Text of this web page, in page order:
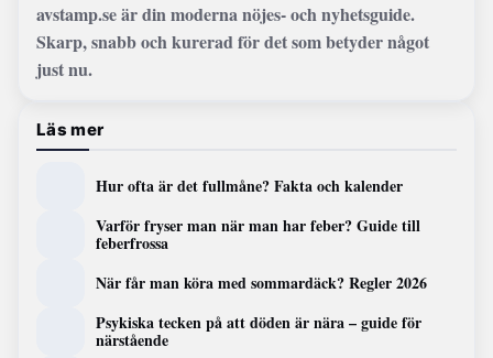
avstamp.se är din moderna nöjes- och nyhetsguide.
Skarp, snabb och kurerad för det som betyder något
just nu.
Läs mer
Hur ofta är det fullmåne? Fakta och kalender
Varför fryser man när man har feber? Guide till
feberfrossa
När får man köra med sommardäck? Regler 2026
Psykiska tecken på att döden är nära – guide för
närstående